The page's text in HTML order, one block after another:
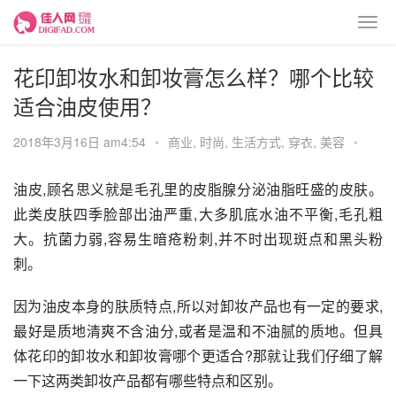
花印卸妆水和卸妆膏怎么样？哪个比较
适合油皮使用？
2018年3月16日 am4:54 • 商业, 时尚, 生活方式, 穿衣, 美容 •
油皮,顾名思义就是毛孔里的皮脂腺分泌油脂旺盛的皮肤。
此类皮肤四季脸部出油严重,大多肌底水油不平衡,毛孔粗
大。抗菌力弱,容易生暗疮粉刺,并不时出现斑点和黑头粉
刺。
因为油皮本身的肤质特点,所以对卸妆产品也有一定的要求,
最好是质地清爽不含油分,或者是温和不油腻的质地。但具
体花印的卸妆水和卸妆膏哪个更适合?那就让我们仔细了解
一下这两类卸妆产品都有哪些特点和区别。